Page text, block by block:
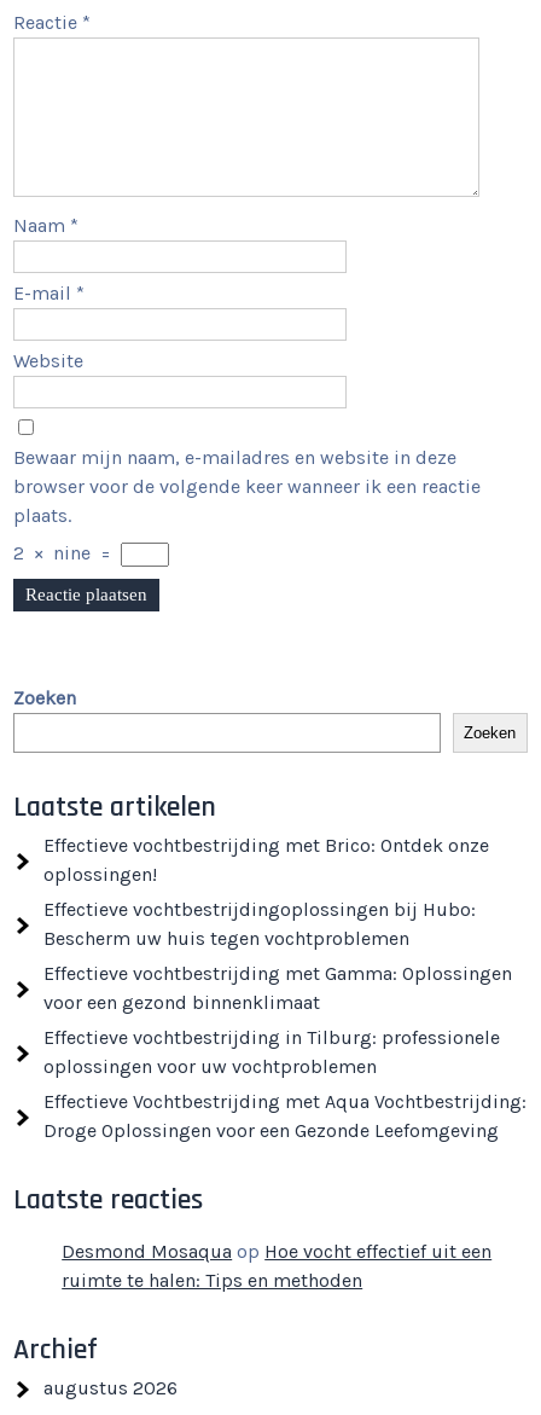
Reactie *
Naam *
E-mail *
Website
Bewaar mijn naam, e-mailadres en website in deze
browser voor de volgende keer wanneer ik een reactie
plaats.
2 × nine =
Zoeken
Zoeken
Laatste artikelen
Effectieve vochtbestrijding met Brico: Ontdek onze
oplossingen!
Effectieve vochtbestrijdingoplossingen bij Hubo:
Bescherm uw huis tegen vochtproblemen
Effectieve vochtbestrijding met Gamma: Oplossingen
voor een gezond binnenklimaat
Effectieve vochtbestrijding in Tilburg: professionele
oplossingen voor uw vochtproblemen
Effectieve Vochtbestrijding met Aqua Vochtbestrijding:
Droge Oplossingen voor een Gezonde Leefomgeving
Laatste reacties
Desmond Mosaqua op Hoe vocht effectief uit een
ruimte te halen: Tips en methoden
Archief
augustus 2026